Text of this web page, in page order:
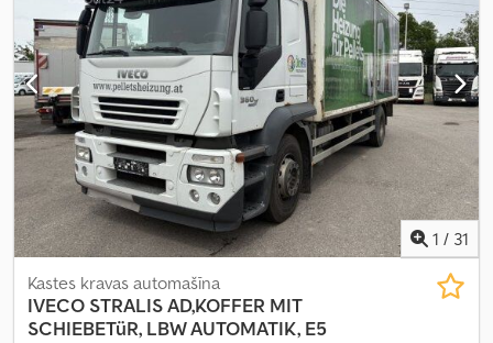
1 / 31
Kastes kravas automašīna
IVECO STRALIS AD,KOFFER MIT
SCHIEBETüR, LBW AUTOMATIK, E5